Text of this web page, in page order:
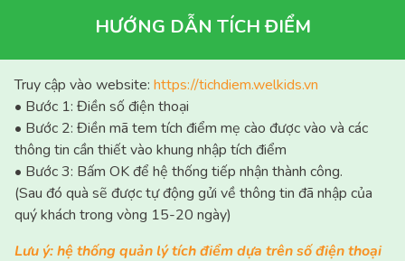
Truy cập vào website:https://tichdiem.welkids.vn
• Bước 1: Điền số điện thoại
• Bước 2: Điền mã tem tích điểm mẹ cào được vào và các
thông tin cần thiết vào khung nhập tích điểm
• Bước 3: Bấm OK để hệ thống tiếp nhận thành công.
(Sau đó quà sẽ được tự động gửi về thông tin đã nhập của
quý khách trong vòng 15-20 ngày)
Lưu ý: hệ thống quản lý tích điểm dựa trên số điện thoại
nên mẹ nhớ dùng chung 1 số điện thoại cho các lần tích